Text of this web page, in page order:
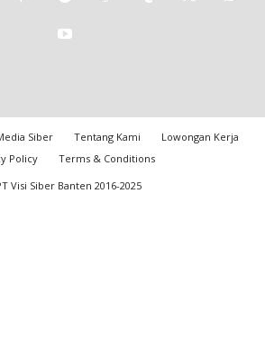
Siber Tentang Kami
Lowongan Kerja
Policy
Terms & Conditions
Visi Siber Banten 2016-2025